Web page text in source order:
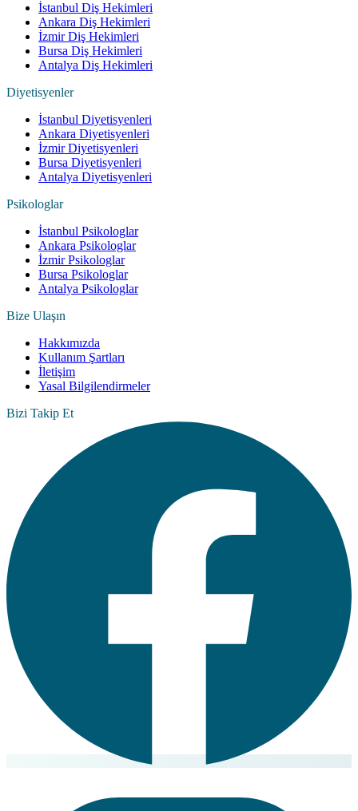
İstanbul Diş Hekimleri
Ankara Diş Hekimleri
İzmir Diş Hekimleri
Bursa Diş Hekimleri
Antalya Diş Hekimleri
Diyetisyenler
İstanbul Diyetisyenleri
Ankara Diyetisyenleri
İzmir Diyetisyenleri
Bursa Diyetisyenleri
Antalya Diyetisyenleri
Psikologlar
İstanbul Psikologlar
Ankara Psikologlar
İzmir Psikologlar
Bursa Psikologlar
Antalya Psikologlar
Bize Ulaşın
Hakkımızda
Kullanım Şartları
İletişim
Yasal Bilgilendirmeler
Bizi Takip Et